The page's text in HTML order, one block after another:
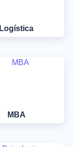
Logística
MBA